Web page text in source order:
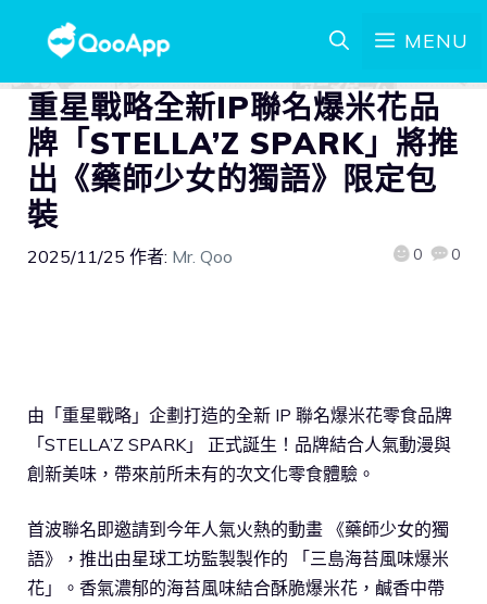
MENU
重星戰略全新IP聯名爆米花品
牌「STELLA’Z SPARK」將推
出《藥師少女的獨語》限定包
裝
2025/11/25 作者: Mr. Qoo 0 0
由「重星戰略」企劃打造的全新 IP 聯名爆米花零食品牌
「STELLA’Z SPARK」 正式誕生！品牌結合人氣動漫與
創新美味，帶來前所未有的次文化零食體驗。
首波聯名即邀請到今年人氣火熱的動畫 《藥師少女的獨
語》，推出由星球工坊監製製作的 「三島海苔風味爆米
花」。香氣濃郁的海苔風味結合酥脆爆米花，鹹香中帶